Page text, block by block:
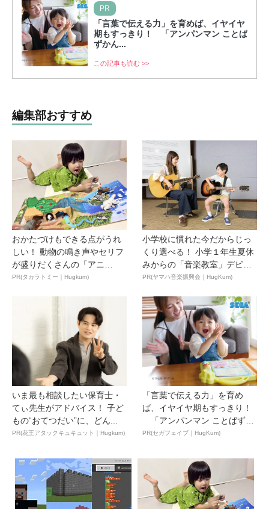
PR
「言葉で伝える力」を育めば、イヤイヤ
期もすっきり！ 「アンパンマン ことば
ずかん...
この記事も読む >>
編集部おすすめ
おかたづけもできる点がうれ
しい！ 動物の鳴き声やセリフ
が盛りだくさんの「アニ
ア ...
PR(タカラトミー｜Hugkum)
小学校に慣れた今だからじっ
くり選べる！ 小学１年生夏休
みからの「音楽教室」デビ
ュ...
PR(ヤマハ音楽振興会｜HugKum)
いま最も相談したい保育士・
てぃ先生がアドバイス！ 子ど
もの“おてつだい”に、どん...
PR(花王アタックキュキュット｜Hugkum)
「言葉で伝える力」を育め
ば、イヤイヤ期もすっきり！
「アンパンマン ことばずか
ん...
PR(セガフェイブ｜HugKum)